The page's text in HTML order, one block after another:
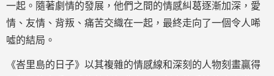
一起。隨著劇情的發展，他們之間的情感糾葛逐漸加深，愛
情、友情、背叛、痛苦交織在一起，最終走向了一個令人唏
噓的結局。
《峇里島的日子》以其複雜的情感線和深刻的人物刻畫贏得